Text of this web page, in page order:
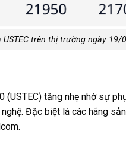
USTEC trên thị trường ngày 19/
(USTEC) tăng nhẹ nhờ sự
Đặc biệt là các hãng